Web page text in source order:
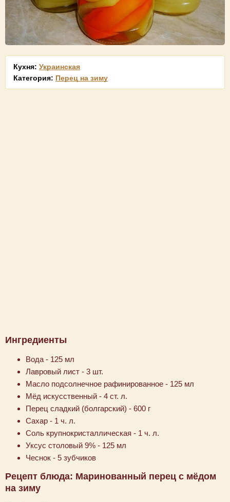
Кухня: Украинская
Категория: Перец на зиму
Ингредиенты
Вода - 125 мл
Лавровый лист - 3 шт.
Масло подсолнечное рафинированное - 125 мл
Мёд искусственный - 4 ст. л.
Перец сладкий (болгарский) - 600 г
Сахар - 1 ч. л.
Соль крупнокристаллическая - 1 ч. л.
Уксус столовый 9% - 125 мл
Чеснок - 5 зубчиков
Рецепт блюда: Маринованный перец с мёдом
на зиму